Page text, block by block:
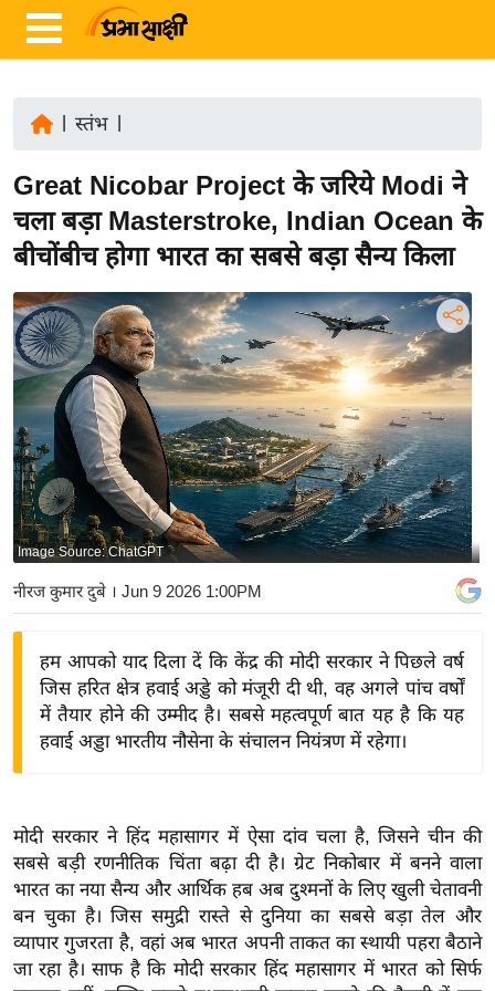
ज़ा
ख
ब
र
रा
ष्ट्री
य
अं
त
र्रा
ष्ट्री
य
बि
ज़
ने
द्यो
त
वि
शे
ष
ज्ञ
रा
स्तंभ
Great Nicobar Project के जरिये Modi ने
चला बड़ा Masterstroke, Indian Ocean के
बीचोंबीच होगा भारत का सबसे बड़ा सैन्य किला
Image Source: ChatGPT
नीरज कुमार दुबे । Jun 9 2026 1:00PM
हम आपको याद दिला दें कि केंद्र की मोदी सरकार ने पिछले वर्ष
जिस हरित क्षेत्र हवाई अड्डे को मंजूरी दी थी, वह अगले पांच वर्षों
में तैयार होने की उम्मीद है। सबसे महत्वपूर्ण बात यह है कि यह
हवाई अड्डा भारतीय नौसेना के संचालन नियंत्रण में रहेगा।
मोदी सरकार ने हिंद महासागर में ऐसा दांव चला है, जिसने चीन की
सबसे बड़ी रणनीतिक चिंता बढ़ा दी है। ग्रेट निकोबार में बनने वाला
भारत का नया सैन्य और आर्थिक हब अब दुश्मनों के लिए खुली चेतावनी
बन चुका है। जिस समुद्री रास्ते से दुनिया का सबसे बड़ा तेल और
व्यापार गुजरता है, वहां अब भारत अपनी ताकत का स्थायी पहरा बैठाने
जा रहा है। साफ है कि मोदी सरकार हिंद महासागर में भारत को सिर्फ